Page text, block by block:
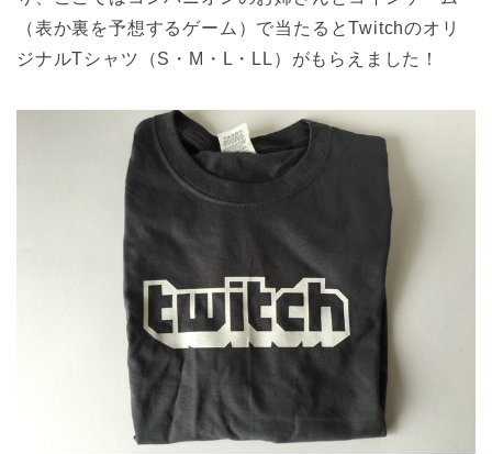
（表か裏を予想するゲーム）で当たるとTwitchのオリ
ジナルTシャツ（S・M・L・LL）がもらえました！